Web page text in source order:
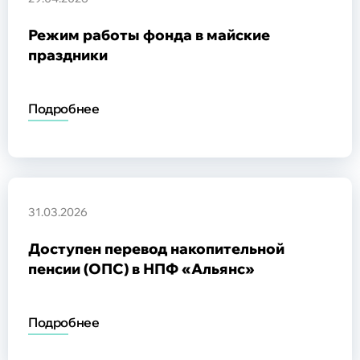
обеспечению (НПО)
Общие сведения
Обязательное пенсионное страхование
Обновление сведений
Надежность
Документы Фонда
Карта сайта
Общие сведения и реквизиты
Режим работы фонда в майские
праздники
Подробнее
31.03.2026
Доступен перевод накопительной
пенсии (ОПС) в НПФ «Альянс»
Подробнее